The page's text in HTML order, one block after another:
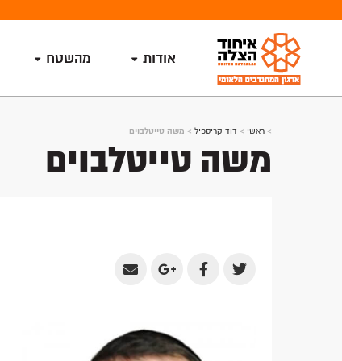
אודות מהשטח
> ראשי > דוד קריספיל > משה טייטלבוים
משה טייטלבוים
Share
Share
Share
Plus
Share